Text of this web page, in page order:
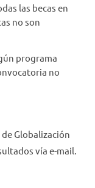
las becas en
no son
programa
no
Globalización
vía e-mail.